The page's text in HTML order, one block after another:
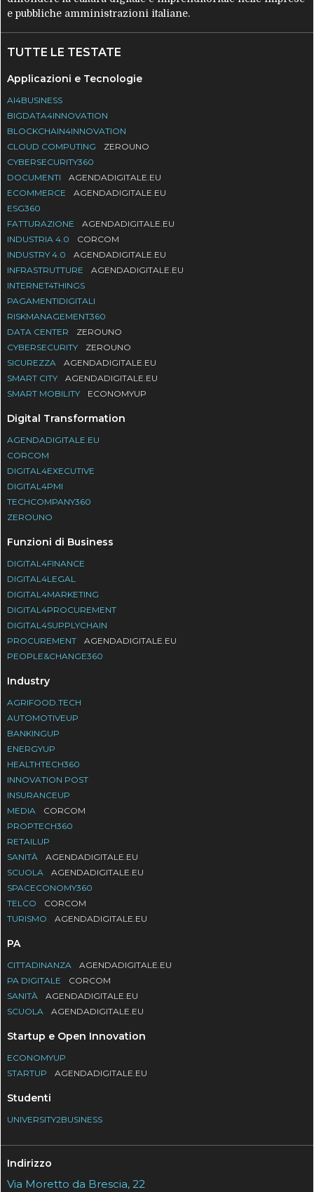
e pubbliche amministrazioni italiane.
TUTTE LE TESTATE
Applicazioni e Tecnologie
AI4BUSINESS
BIGDATA4INNOVATION
BLOCKCHAIN4INNOVATION
CLOUD COMPUTING
ZEROUNO
CYBERSECURITY360
DOCUMENTI
AGENDADIGITALE.EU
ECOMMERCE
AGENDADIGITALE.EU
ESG360
FATTURAZIONE
AGENDADIGITALE.EU
INDUSTRIA 4.0
CORCOM
INDUSTRY 4.0
AGENDADIGITALE.EU
INFRASTRUTTURE
AGENDADIGITALE.EU
INTERNET4THINGS
PAGAMENTIDIGITALI
RISKMANAGEMENT360
DATA CENTER
ZEROUNO
CYBERSECURITY
ZEROUNO
SICUREZZA
AGENDADIGITALE.EU
SMART CITY
AGENDADIGITALE.EU
SMART MOBILITY
ECONOMYUP
Digital Transformation
AGENDADIGITALE.EU
CORCOM
DIGITAL4EXECUTIVE
DIGITAL4PMI
TECHCOMPANY360
ZEROUNO
Funzioni di Business
DIGITAL4FINANCE
DIGITAL4LEGAL
DIGITAL4MARKETING
DIGITAL4PROCUREMENT
DIGITAL4SUPPLYCHAIN
PROCUREMENT
AGENDADIGITALE.EU
PEOPLE&CHANGE360
Industry
AGRIFOOD.TECH
AUTOMOTIVEUP
BANKINGUP
ENERGYUP
HEALTHTECH360
INNOVATION POST
INSURANCEUP
MEDIA
CORCOM
PROPTECH360
RETAILUP
SANITÀ
AGENDADIGITALE.EU
SCUOLA
AGENDADIGITALE.EU
SPACECONOMY360
TELCO
CORCOM
TURISMO
AGENDADIGITALE.EU
PA
CITTADINANZA
AGENDADIGITALE.EU
PA DIGITALE
CORCOM
SANITÀ
AGENDADIGITALE.EU
SCUOLA
AGENDADIGITALE.EU
Startup e Open Innovation
ECONOMYUP
STARTUP
AGENDADIGITALE.EU
Studenti
UNIVERSITY2BUSINESS
Indirizzo
Via Moretto da Brescia, 22